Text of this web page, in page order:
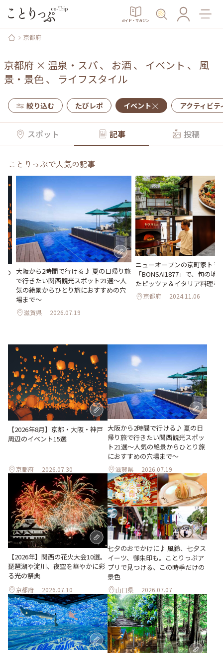
ガイド・マガジン
京都府
京都府 × 温泉・スパ、 お酒 、 イベント 、 風
景・景色、 ライフスタイル
絞り込む たびレポ イベント アクティビテ
スポット 記事 投稿
ことりっぷで人気の記事
の 大阪から2時間で行ける♪ 夏の日帰り旅
で行きたい関西観光スポット21選～人
気の絶景からひとり旅におすすめの穴
場まで～
滋賀県 2026.07.19
ニューオープンの京町家トラ
「BONSAI1877」で、旬の地
たピッツァ＆イタリア料理
京都府 2024.11.06
【2026年8月】京都・大阪・神戸
周辺のイベント15選
京都府 2026.07.30
大阪から2時間で行ける♪ 夏の日
帰り旅で行きたい関西観光スポッ
ト21選～人気の絶景からひとり旅
におすすめの穴場まで～
滋賀県 2026.07.19
【2026年】関西の花火大会10選。
琵琶湖や淀川、夜空を華やかに彩
る光の祭典
京都府 2026.07.10
七夕のおでかけに♪ 風鈴、七夕ス
イーツ、御朱印も。ことりっぷア
プリで見つける、この時季だけの
景色
山口県 2026.07.07